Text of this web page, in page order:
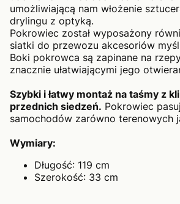
umożliwiającą nam włożenie
drylingu z optyką.
Pokrowiec został wyposażony
siatki do przewozu akcesoriów
Boki pokrowca są zapinane na
znacznie ułatwiającymi jego
Szybki i łatwy montaż na taśmy z
przednich siedzeń. Pokrowiec
samochodów zarówno terenowych
Wymiary:
Długość: 119 cm
Szerokość: 33 cm